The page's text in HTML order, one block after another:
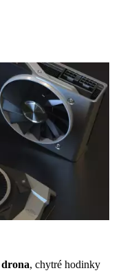
drona, chytré hodinky